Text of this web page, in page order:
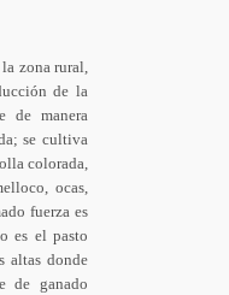
zona rural,
de la
de manera
se cultiva
colorada,
ocas,
fuerza es
es el pasto
altas donde
de ganado